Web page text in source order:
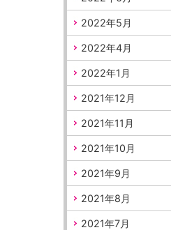
2022年5月
2022年4月
2022年1月
2021年12月
2021年11月
2021年10月
2021年9月
2021年8月
2021年7月